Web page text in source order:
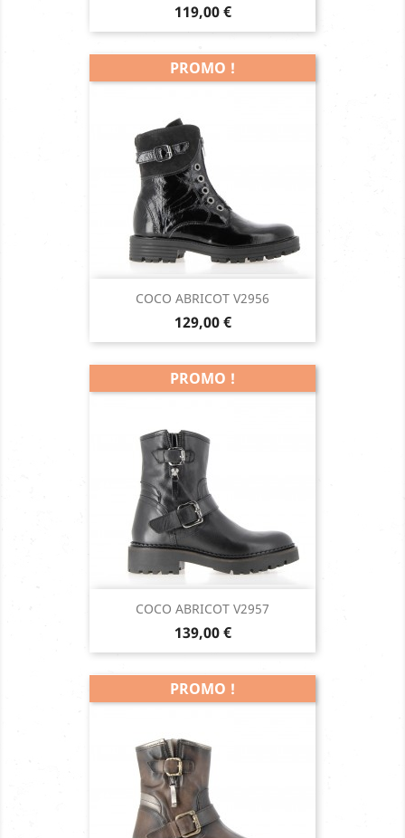
Prix
119,00 €
COCO ABRICOT V2956
Prix
129,00 €
PROMO !
COCO ABRICOT V2957
Prix
139,00 €
PROMO !
PROMO !